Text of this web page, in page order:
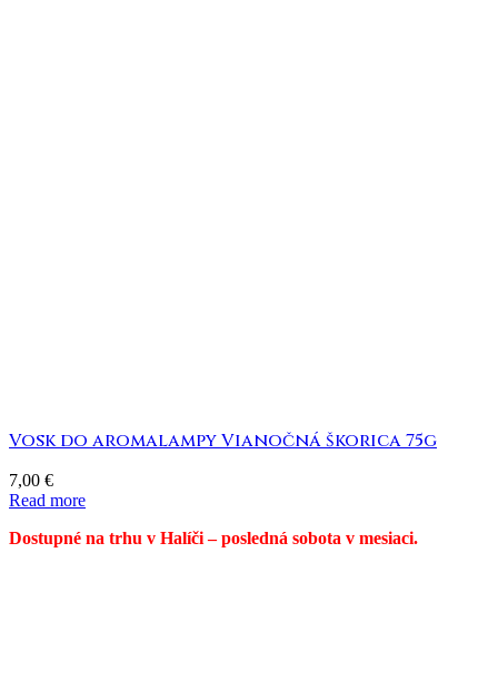
Vosk do aromalampy Vianočná škorica 75g
7,00 €
Read more
Dostupné na trhu v Halíči – posledná sobota v mesiaci.